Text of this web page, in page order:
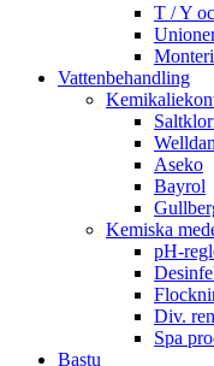
T / Y
Vattenbehandling
Aseko
Bayrol
Kemiska
pH-
Div.
Spa
Bastu